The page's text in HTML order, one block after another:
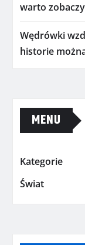
warto
Wędrówki
historie
MENU
Kategorie
Świat